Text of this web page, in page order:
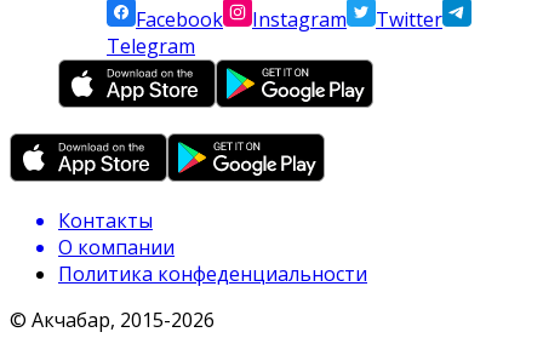
Facebook
Instagram
Twitter
Telegram
Контакты
О компании
Политика конфеденциальности
© Акчабар, 2015-2026